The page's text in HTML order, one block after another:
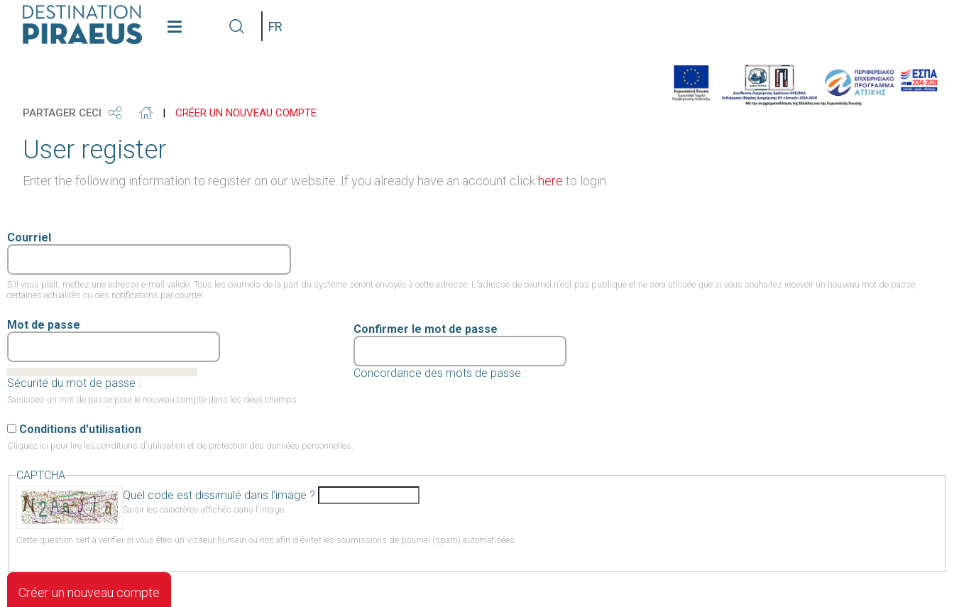
see
our
get
our
grap
some
PARTAGER CECI | CRÉER UN NOUVEAU COMPTE
User register
Enter the following information to register on our website. If you already have an account click here to login.
Courriel
S'il vous plaît, mettez une adresse e-mail valide. Tous les courriels de la part du système seront envoyés à cette adresse. L'adresse de courriel n'est pas publique et ne sera utilisée que si vous souhaitez recevoir un nouveau mot de passe,
certaines actualités ou des notifications par courriel.
Mot de passe
Sécurité du mot de passe :
Confirmer le mot de passe
Concordance des mots de passe :
Saisissez un mot de passe pour le nouveau compte dans les deux champs.
Conditions d'utilisation
Cliquez ici pour lire les conditions d'utilisation et de protection des données personnelles.
CAPTCHA
Quel code est dissimulé dans l'image ?
Saisir les caractères affichés dans l'image.
Cette question sert à vérifier si vous êtes un visiteur humain ou non afin d'éviter les soumissions de pourriel (spam) automatisées.